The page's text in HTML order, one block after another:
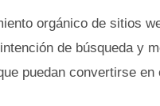
orgánico de sitios
de búsqueda y
puedan convertirse